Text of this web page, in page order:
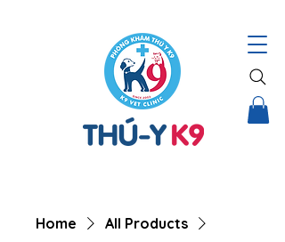
Home
All Products